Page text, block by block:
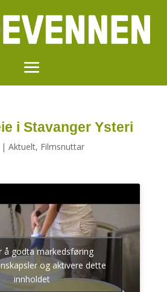
i Stavanger Ysteri
| Aktuelt, Filmsnuttar
å godta markedsføring
og aktivere dette
innholdet